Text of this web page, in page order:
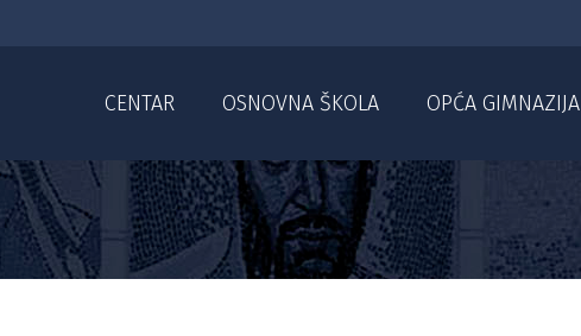
CENTAR OSNOVNA ŠKOLA OPĆA GIMNAZIJA